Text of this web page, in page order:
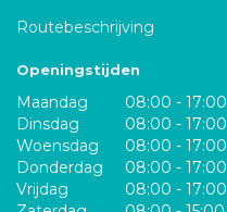
Routebeschrijving
Openingstijden
Maandag
08:00 - 17:00
Dinsdag
08:00 - 17:00
Woensdag
08:00 - 17:00
Donderdag
08:00 - 17:00
Vrijdag
08:00 - 17:00